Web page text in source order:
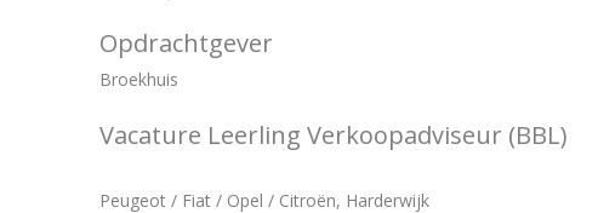
Opdrachtgever
Broekhuis
Vacature Leerling Verkoopadviseur (BBL)
Peugeot / Fiat / Opel / Citroën, Harderwijk